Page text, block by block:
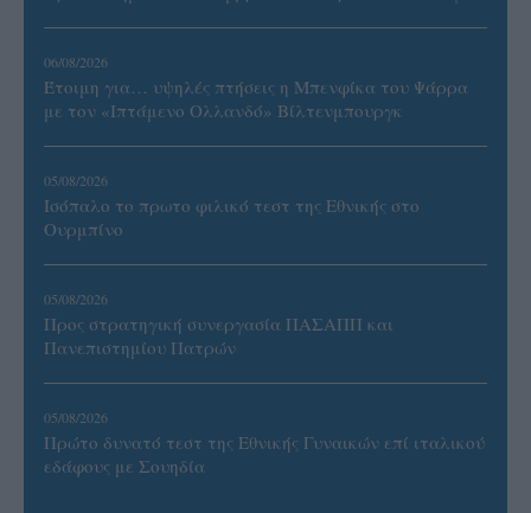
06/08/2026
Έτοιμη για… υψηλές πτήσεις η Μπενφίκα του Ψάρρα
με τον «Ιπτάμενο Ολλανδό» Βίλτενμπουργκ
05/08/2026
Ισόπαλο το πρωτο φιλικό τεστ της Εθνικής στο
Ουρμπίνο
05/08/2026
Προς στρατηγική συνεργασία ΠΑΣΑΠΠ και
Πανεπιστημίου Πατρών
05/08/2026
Πρώτο δυνατό τεστ της Εθνικής Γυναικών επί ιταλικού
εδάφους με Σουηδία